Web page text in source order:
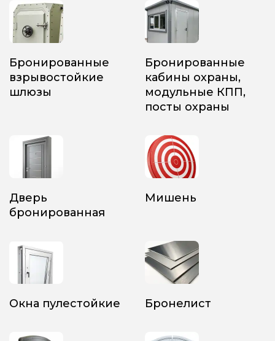
Бронированные
взрывостойкие
шлюзы
Бронированные
кабины охраны,
модульные КПП,
посты охраны
Дверь
бронированная
Мишень
Окна пулестойкие Бронелист